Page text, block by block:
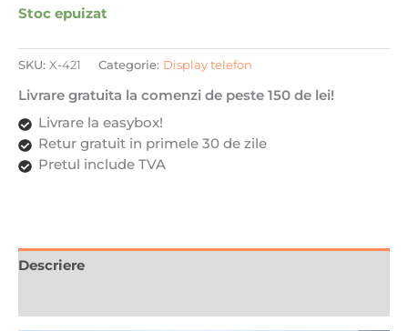
Stoc epuizat
SKU: X-421 Categorie: Display telefon
Livrare gratuita la comenzi de peste 150 de lei!
Livrare la easybox!
Retur gratuit in primele 30 de zile
Pretul include TVA
Descriere